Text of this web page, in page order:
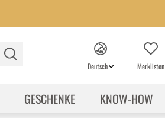
Deutsch Merklisten
GESCHENKE KNOW-HOW